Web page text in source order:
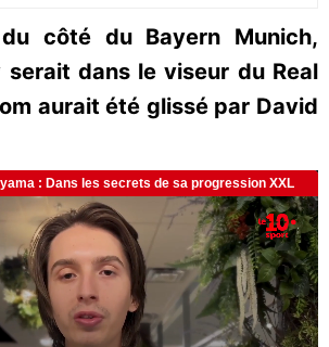
côté du Bayern Munich,
serait dans le viseur du Real
aurait été glissé par David